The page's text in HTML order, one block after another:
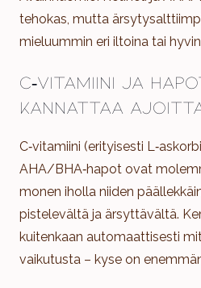
tehokas, mutta
mieluummin eri iltoina tai
C‑vitamiini ja
kannattaa
C‑vitamiini (erityisesti
AHA/BHA‑hapot ovat
monen iholla niiden
pistelevältä ja ärsyttävältä.
kuitenkaan automaattisesti
vaikutusta – kyse on